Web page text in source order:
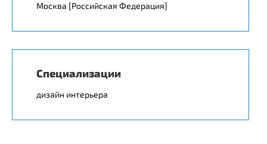
Москва [Российская Федерация]
Специализации
дизайн интерьера